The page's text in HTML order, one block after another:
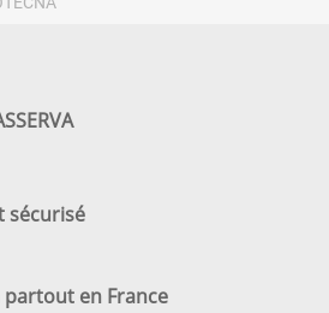
sécurisé
partout en France